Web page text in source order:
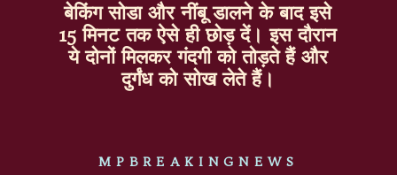
MPBREAKINGNEWS
बेकिंग सोडा और नींबू डालने के बाद इसे
15 मिनट तक ऐसे ही छोड़ दें। इस दौरान
ये दोनों मिलकर गंदगी को तोड़ते हैं और
दुर्गंध को सोख लेते हैं।